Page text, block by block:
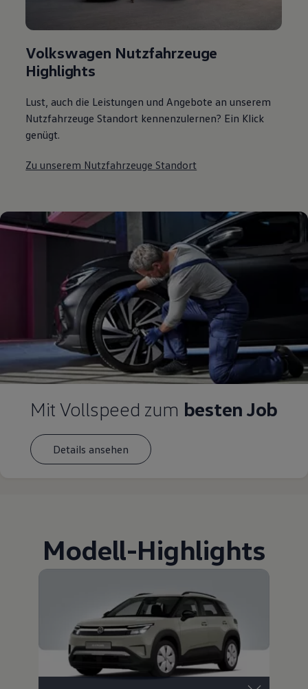
Volkswagen Nutzfahrzeuge
Highlights
Lust, auch die Leistungen und Angebote an unserem
Nutzfahrzeuge Standort kennenzulernen? Ein Klick
genügt.
Zu unserem Nutzfahrzeuge Standort
Mit Vollspeed zum besten Job
Details ansehen
Modell-Highlights